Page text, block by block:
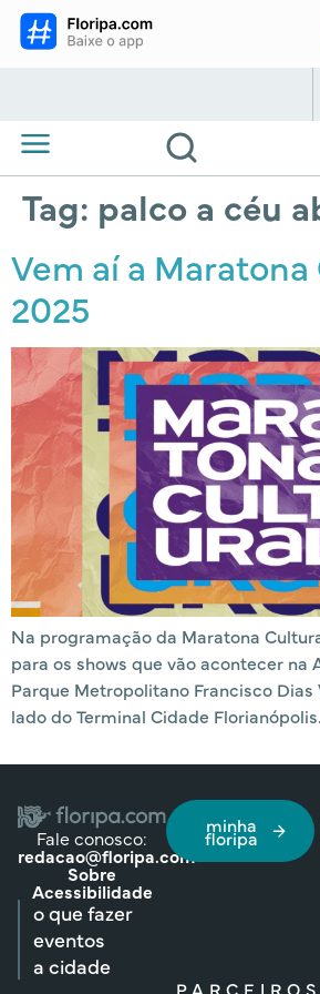
Tag: palco a céu
Vem aí a
2025
Na programação da Maratona
para os shows que vão acontecer na
Parque Metropolitano Francisco Dias
lado do Terminal Cidade Florianópolis.
Fale conosco:
redacao@floripa.com
Sobre
Acessibilidade
minha
floripa
o que fazer
eventos
a cidade
PARCEIROS